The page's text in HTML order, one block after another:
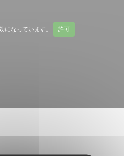
なっています。 許可